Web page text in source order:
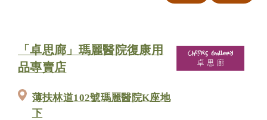
「卓思廊」瑪麗醫院復康用
品專賣店
薄扶林道102號瑪麗醫院K座地
下